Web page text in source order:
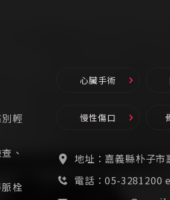
輕
、
栓
心臟手術
慢性傷口
地址： 嘉義縣朴子市
電話：05-3281200